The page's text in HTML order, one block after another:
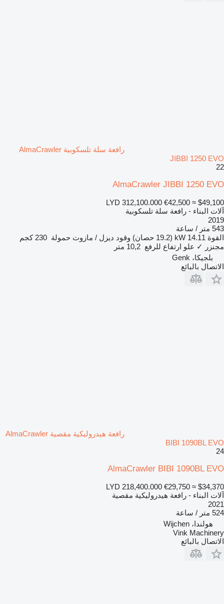
رافعة سلة تلسكوبية AlmaCrawler
JIBBI 1250 EVO
22
AlmaCrawler JIBBI 1250 EVO
LYD 312,100.000 €42,500 ≈ $49,100
آلات البناء - رافعة سلة تلسكوبية
2019
543 متر / ساعة
القوة 14.11 kW (19.2 حصان) وقود ديزل / مازوت حمولة 230 كجم
مجنزر
✓ علو ارتفاع للرفع 10,2 متر
بلجيكا، Genk
الاتصال بالبائع
رافعة هيدروليكية مقصية AlmaCrawler
BIBI 1090BL EVO
24
AlmaCrawler BIBI 1090BL EVO
LYD 218,400.000 €29,750 ≈ $34,370
آلات البناء - رافعة هيدروليكية مقصية
2021
524 متر / ساعة
هولندا، Wijchen
Vink Machinery
الاتصال بالبائع